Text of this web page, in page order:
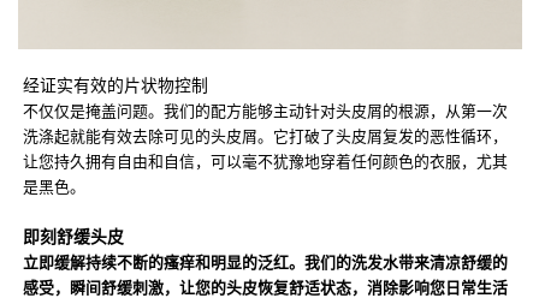
经证实有效的片状物控制
不仅仅是掩盖问题。我们的配方能够主动针对头皮屑的根源，从第一次
洗涤起就能有效去除可见的头皮屑。它打破了头皮屑复发的恶性循环，
让您持久拥有自由和自信，可以毫不犹豫地穿着任何颜色的衣服，尤其
是黑色。
即刻舒缓头皮
立即缓解持续不断的瘙痒和明显的泛红。我们的洗发水带来清凉舒缓的
感受，瞬间舒缓刺激，让您的头皮恢复舒适状态，消除影响您日常生活